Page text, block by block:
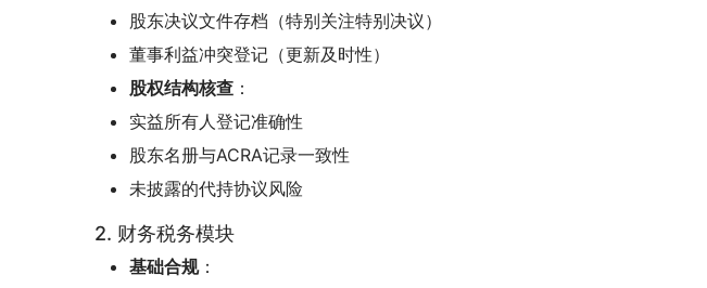
股东决议文件存档（特别关注特别决议）
董事利益冲突登记（更新及时性）
股权结构核查 ：
实益所有人登记准确性
股东名册与ACRA记录一致性
未披露的代持协议风险
2. 财务税务模块
基础合规：